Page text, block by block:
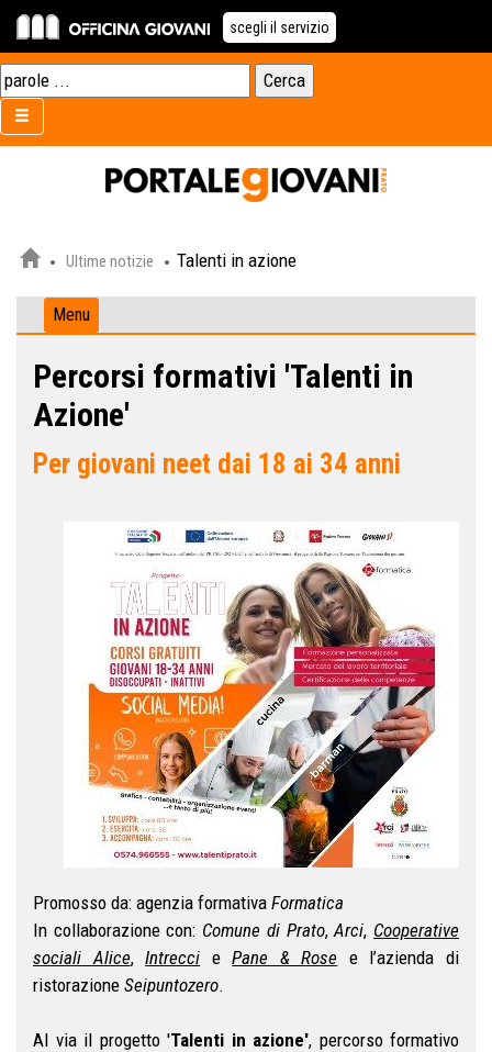
scegli il servizio
Ultime notizie Talenti in azione
Menu
Percorsi formativi 'Talenti in
Azione'
Per giovani neet dai 18 ai 34 anni
Promosso da: agenzia formativa Formatica
In collaborazione con: Comune di Prato,Arci, Cooperative
sociali Alice,Intrecci ePane & Rose e l’azienda di
ristorazione Seipuntozero.
Al via il progetto 'Talenti in azione', percorso formativo